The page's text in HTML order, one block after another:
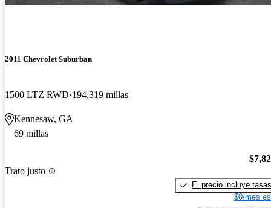
2011 Chevrolet Suburban
1500 LTZ RWD 194,319 millas
Kennesaw, GA
69 millas
Trato justo
El precio incluye tasas
$0/mes